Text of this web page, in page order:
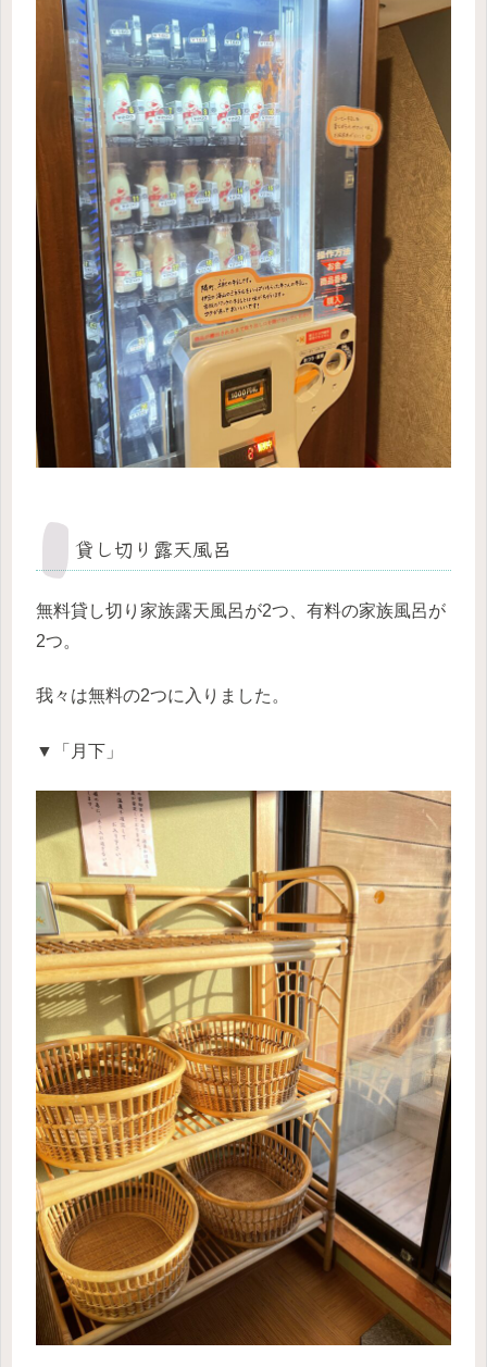
貸し切り露天風呂
無料貸し切り家族露天風呂が2つ、有料の家族風呂が
2つ。
我々は無料の2つに入りました。
▼「月下」